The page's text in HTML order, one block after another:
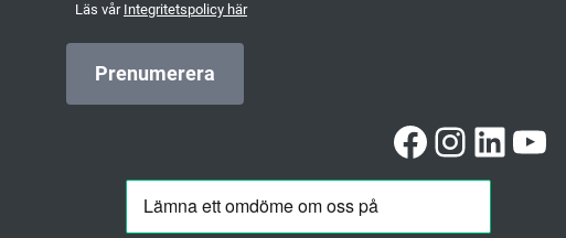
Läs vår Integritetspolicy här
Facebook